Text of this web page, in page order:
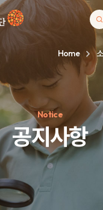
레이스#캠페인#팬덤
Home
Notice
공지사항